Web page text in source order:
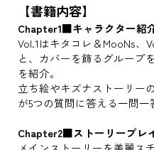
【書籍内容】
Chapter1■キャラクター紹
Vol.1はキタコレ＆MooNs、
と、カバーを飾るグループ
を紹介。
立ち絵やキズナストーリー
が5つの質問に答える一問一
Chapter2■ストーリープレ